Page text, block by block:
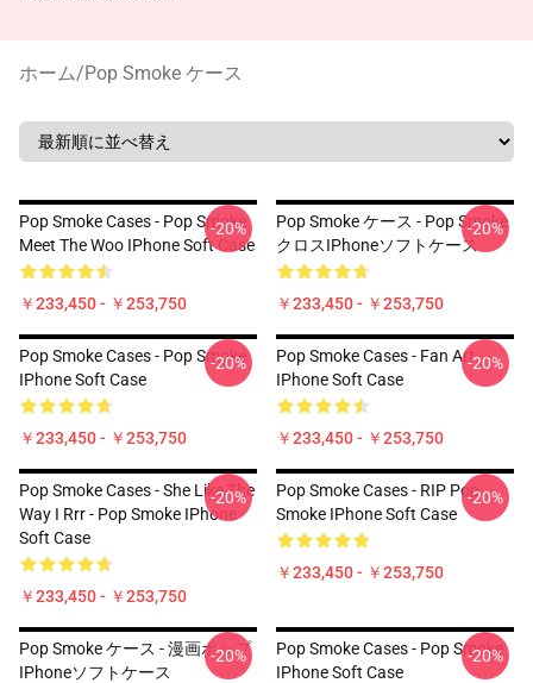
ホーム/Pop Smoke ケース
Pop Smoke Cases - Pop Smoke
Meet The Woo IPhone Soft Case
￥233,450 - ￥253,750
-20%
Pop Smoke ケース - Pop Smoke
クロスiPhoneソフトケース
￥233,450 - ￥253,750
-20%
Pop Smoke Cases - Pop Smoke
IPhone Soft Case
￥233,450 - ￥253,750
-20%
Pop Smoke Cases - Fan Art
IPhone Soft Case
￥233,450 - ￥253,750
-20%
Pop Smoke Cases - She Like The
Way I Rrr - Pop Smoke IPhone
Soft Case
￥233,450 - ￥253,750
-20%
Pop Smoke Cases - RIP Pop
Smoke IPhone Soft Case
￥233,450 - ￥253,750
-20%
Pop Smoke ケース - 漫画ポップ
IPhoneソフトケース
-20%
Pop Smoke Cases - Pop Smoke
IPhone Soft Case
-20%